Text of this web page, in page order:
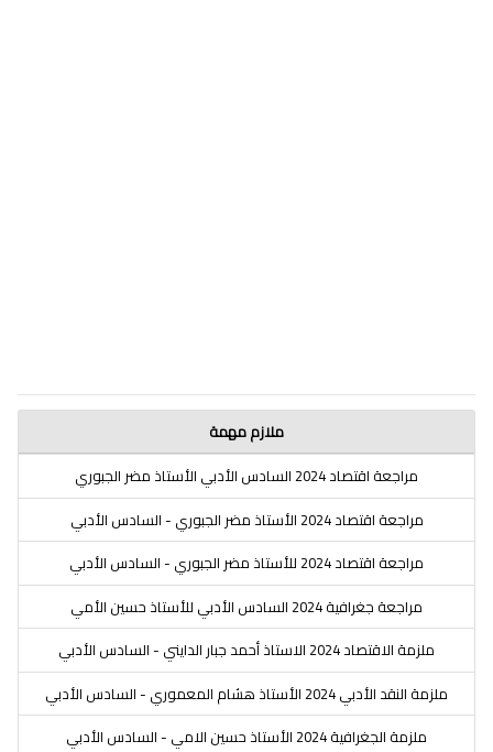
ملازم مهمة
مراجعة اقتصاد 2024 السادس الأدبي الأستاذ مضر الجبوري
مراجعة اقتصاد 2024 الأستاذ مضر الجبوري - السادس الأدبي
مراجعة اقتصاد 2024 للأستاذ مضر الجبوري - السادس الأدبي
مراجعة جغرافية 2024 السادس الأدبي للأستاذ حسين الأمي
ملزمة الاقتصاد 2024 الاستاذ أحمد جبار الدايني - السادس الأدبي
ملزمة النقد الأدبي 2024 الأستاذ هشام المعموري - السادس الأدبي
ملزمة الجغرافية 2024 الأستاذ حسين الامي - السادس الأدبي